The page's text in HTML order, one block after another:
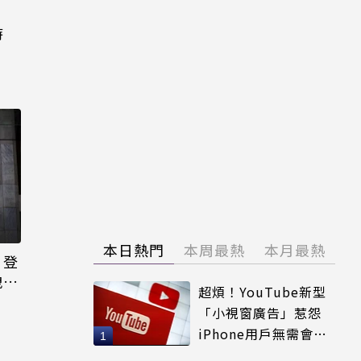
本日熱門 本周最熱 本月最熱
超煩！YouTube新型
「小視窗廣告」惹怨
iPhone用戶無需會員